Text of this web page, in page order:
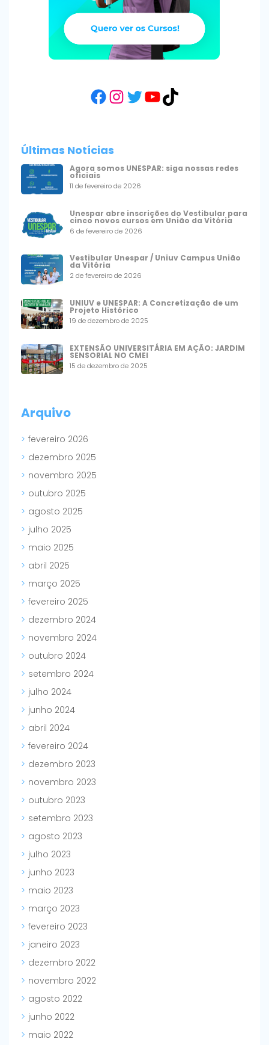
Facebook
Instagram
Twitter
YouTube
TikTok
Últimas Notícias
Agora somos UNESPAR: siga nossas redes
oficiais
11 de fevereiro de 2026
Unespar abre inscrições do Vestibular para
cinco novos cursos em União da Vitória
6 de fevereiro de 2026
Vestibular Unespar / Uniuv Campus União
da Vitória
2 de fevereiro de 2026
UNIUV e UNESPAR: A Concretização de um
Projeto Histórico
19 de dezembro de 2025
EXTENSÃO UNIVERSITÁRIA EM AÇÃO: JARDIM
SENSORIAL NO CMEI
15 de dezembro de 2025
Arquivo
fevereiro 2026
dezembro 2025
novembro 2025
outubro 2025
agosto 2025
julho 2025
maio 2025
abril 2025
março 2025
fevereiro 2025
dezembro 2024
novembro 2024
outubro 2024
setembro 2024
julho 2024
junho 2024
abril 2024
fevereiro 2024
dezembro 2023
novembro 2023
outubro 2023
setembro 2023
agosto 2023
julho 2023
junho 2023
maio 2023
março 2023
fevereiro 2023
janeiro 2023
dezembro 2022
novembro 2022
agosto 2022
junho 2022
maio 2022